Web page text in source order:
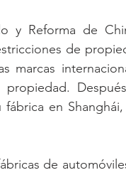
y Reforma de
de
marcas
en
de